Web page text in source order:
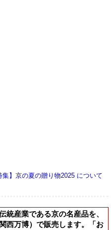
】京の夏の贈り物2025 について
産業である京の名産品を、
西万博）で販売します。「お